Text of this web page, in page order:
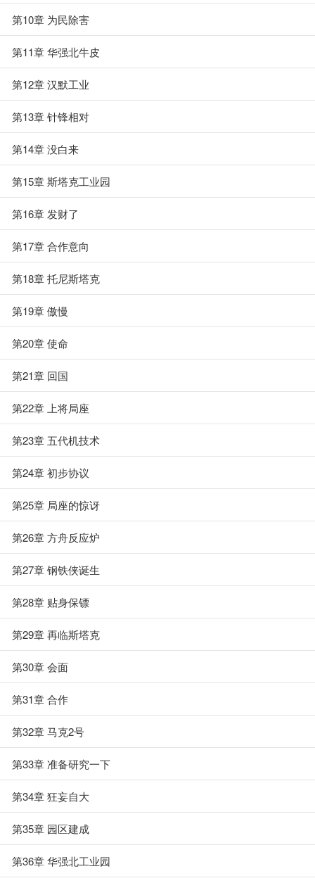
第10章 为民除害
第11章 华强北牛皮
第12章 汉默工业
第13章 针锋相对
第14章 没白来
第15章 斯塔克工业园
第16章 发财了
第17章 合作意向
第18章 托尼斯塔克
第19章 傲慢
第20章 使命
第21章 回国
第22章 上将局座
第23章 五代机技术
第24章 初步协议
第25章 局座的惊讶
第26章 方舟反应炉
第27章 钢铁侠诞生
第28章 贴身保镖
第29章 再临斯塔克
第30章 会面
第31章 合作
第32章 马克2号
第33章 准备研究一下
第34章 狂妄自大
第35章 园区建成
第36章 华强北工业园